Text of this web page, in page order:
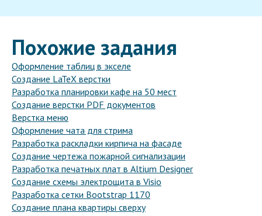
Похожие задания
Оформление таблиц в экселе
Создание LaTeX верстки
Разработка планировки кафе на 50 мест
Создание верстки PDF документов
Верстка меню
Оформление чата для стрима
Разработка раскладки кирпича на фасаде
Создание чертежа пожарной сигнализации
Разработка печатных плат в Altium Designer
Создание схемы электрощита в Visio
Разработка сетки Bootstrap 1170
Создание плана квартиры сверху